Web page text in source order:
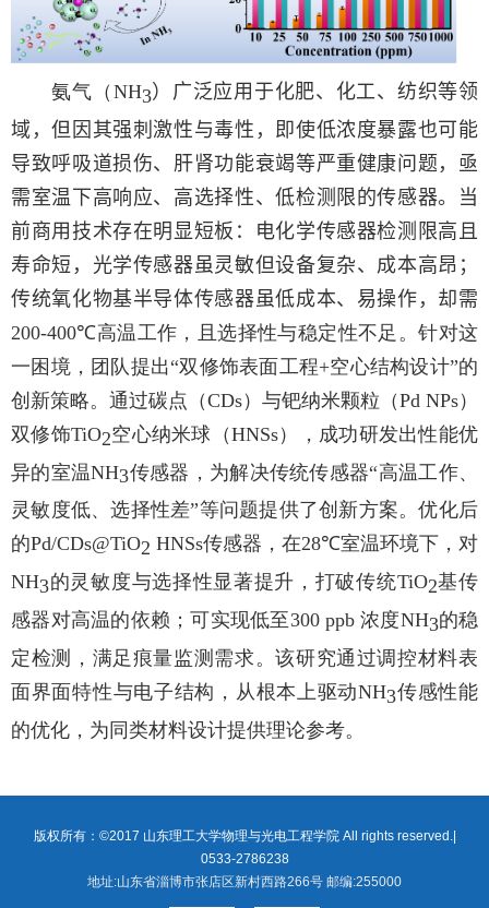
氨气（ NH3） 广泛应用于化肥、化工、纺织等领
域，但因其强刺激性与毒性，即使低浓度暴露也可能
导致呼吸道损伤、肝肾功能衰竭等严重健康问题，亟
需室温下高响应、高选择性、低检测限的传感器。当
前商用技术存在明显短板：电化学传感器检测限高且
寿命短，光学传感器虽灵敏但设备复杂、成本高昂；
传统氧化物基半导体传感器虽低成本、易操作，却需
200-400℃高温工作，且选择性与稳定性不足。针对这
一困境，团队提出“双修饰表面工程+空心结构设计”的
创新策略。通过碳点（CDs）与钯纳米颗粒（Pd NPs）
双修饰TiO2空心纳米球（HNSs），成功研发出性能优
异的室温NH3传感器，为解决传统传感器“高温工作、
灵敏度低、选择性差”等问题提供了创新方案。优化后
的Pd/CDs@TiO2 HNSs传感器，在28℃室温环境下，对
NH3的灵敏度与选择性显著提升，打破传统TiO2基传
感器对高温的依赖；可实现低至300 ppb 浓度NH3的稳
定检测，满足痕量监测需求。该研究通过调控材料表
面界面特性与电子结构，从根本上驱动NH3传感性能
的优化，为同类材料设计提供理论参考。
版权所有：©2017 山东理工大学物理与光电工程学院 All rights reserved.|
0533-2786238
地址:山东省淄博市张店区新村西路266号 邮编:255000